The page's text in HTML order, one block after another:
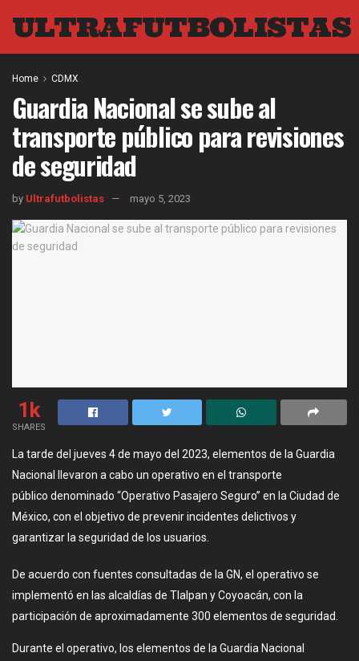
ULTRAFUTBOLISTAS
Home CDMX
Guardia Nacional se sube al
transporte público para revisiones
de seguridad
by Ultrafutbolistas mayo 5, 2023
1k
SHARES
La tarde del jueves 4 de mayo del 2023, elementos de la Guardia
Nacional llevaron a cabo un operativo en el transporte
público denominado “Operativo Pasajero Seguro” en la Ciudad de
México, con el objetivo de prevenir incidentes delictivos y
garantizar la seguridad de los usuarios.
De acuerdo con fuentes consultadas de la GN, el operativo se
implementó en las alcaldías de Tlalpan y Coyoacán, con la
participación de aproximadamente 300 elementos de seguridad.
Durante el operativo, los elementos de la Guardia Nacional